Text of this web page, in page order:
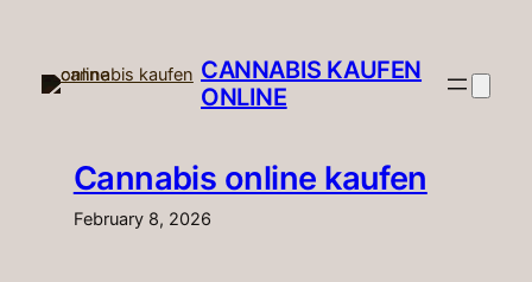
content
CANNABIS KAUFEN
ONLINE​
Cannabis online kaufen
February 8, 2026